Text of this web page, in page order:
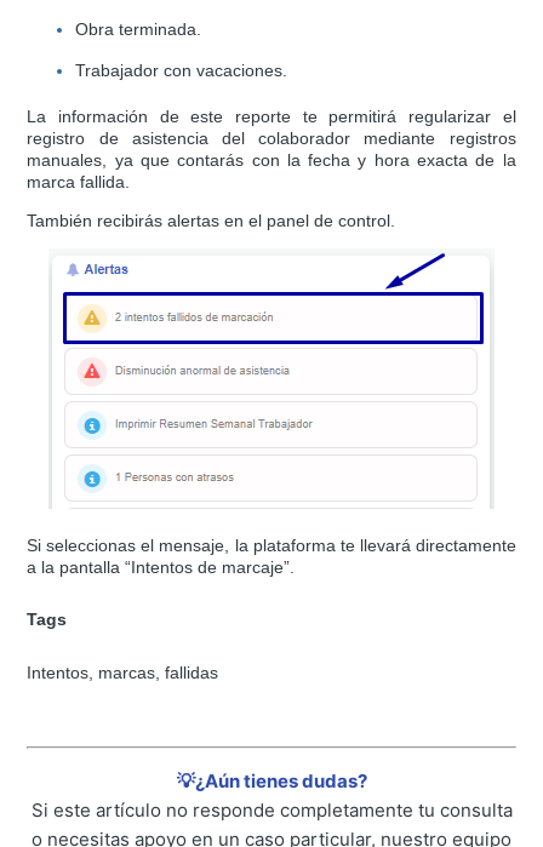
Obra terminada.
Trabajador con vacaciones.
La información de este reporte te permitirá regularizar el
registro de asistencia del colaborador mediante registros
manuales, ya que contarás con la fecha y hora exacta de la
marca fallida.
También recibirás alertas en el panel de control.
Si seleccionas el mensaje, la plataforma te llevará directamente
a la pantalla “Intentos de marcaje”.
Tags
Intentos, marcas, fallidas
💡¿Aún tienes dudas?
Si este artículo no responde completamente tu consulta
o necesitas apoyo en un caso particular, nuestro equipo